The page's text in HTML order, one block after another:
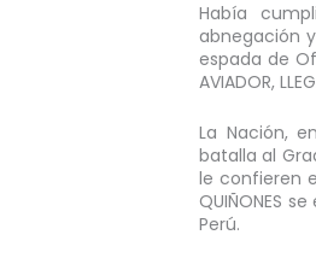
Había
abnegación
espada de
AVIADOR,
La Nación,
batalla al
le confieren
QUIÑONES
Perú.